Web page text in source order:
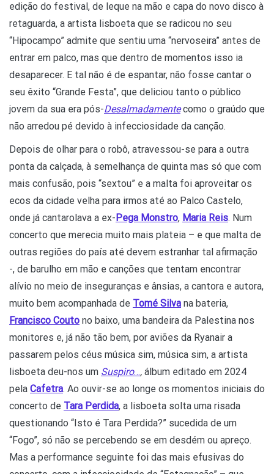
edição do festival, de leque na mão e capa do novo disco à
retaguarda, a artista lisboeta que se radicou no seu
“Hipocampo” admite que sentiu uma “nervoseira” antes de
entrar em palco, mas que dentro de momentos isso ia
desaparecer. E tal não é de espantar, não fosse cantar o
seu êxito “Grande Festa”, que deliciou tanto o público
jovem da sua era pós-Desalmadamentecomo o graúdo que
não arredou pé devido à infecciosidade da canção.
Depois de olhar para o robô, atravessou-se para a outra
ponta da calçada, à semelhança de quinta mas só que com
mais confusão, pois “sextou” e a malta foi aproveitar os
ecos da cidade velha para irmos até ao Palco Castelo,
onde já cantarolava a ex- Pega Monstro, Maria Reis. Num
concerto que merecia muito mais plateia – e que malta de
outras regiões do país até devem estranhar tal afirmação
-, de barulho em mão e canções que tentam encontrar
alívio no meio de inseguranças e ânsias, a cantora e autora,
muito bem acompanhada de Tomé Silva na bateria,
Francisco Couto no baixo, uma bandeira da Palestina nos
monitores e, já não tão bem, por aviões da Ryanair a
passarem pelos céus música sim, música sim, a artista
lisboeta deu-nos um Suspiro…, álbum editado em 2024
pela Cafetra. Ao ouvir-se ao longe os momentos iniciais do
concerto de Tara Perdida, a lisboeta solta uma risada
questionando “Isto é Tara Perdida?” sucedida de um
“Fogo”, só não se percebendo se em desdém ou apreço.
Mas a performance seguinte foi das mais efusivas do